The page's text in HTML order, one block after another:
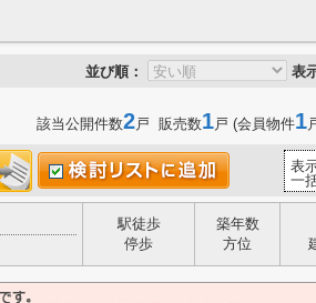
並び順： 表
該当公開件数2戸 販売数1戸 (会員物件1
表
一
駅徒歩
停歩
築年数
方位